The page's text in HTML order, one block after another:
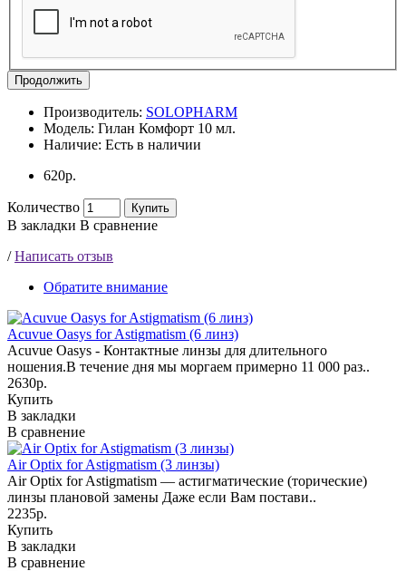
Продолжить
Производитель: SOLOPHARM
Модель: Гилан Комфорт 10 мл.
Наличие: Есть в наличии
620р.
Количество Купить
В закладки В сравнение
/Написать отзыв
Обратите внимание
Acuvue Oasys for Astigmatism (6 линз)
Acuvue Oasys - Контактные линзы для длительного
ношения.В течение дня мы моргаем примерно 11 000 раз..
2630р.
Купить
В закладки
В сравнение
Air Optix for Astigmatism (3 линзы)
Air Optix for Astigmatism — астигматические (торические)
линзы плановой замены Даже если Вам постави..
2235р.
Купить
В закладки
В сравнение